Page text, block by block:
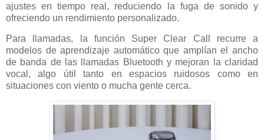
ajustes en tiempo real, reduciendo la fuga de sonido y
ofreciendo un rendimiento personalizado.
Para llamadas, la función Super Clear Call recurre a
modelos de aprendizaje automático que amplían el ancho
de banda de las llamadas Bluetooth y mejoran la claridad
vocal, algo útil tanto en espacios ruidosos como en
situaciones con viento o mucha gente cerca.